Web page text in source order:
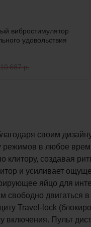
вибростимулятор
удовольствия
687 р.
своим
режимов в любое
клитору, создавая
и усиливает
яйцо для
свободно
Travel-lock
включения. Пульт